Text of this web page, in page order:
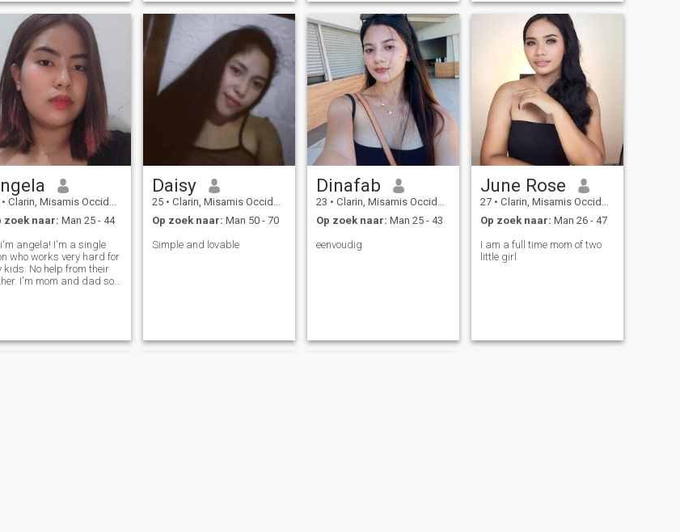
• Clarin, Misamis Occidental, Filipijnen
zoek naar: Man 25 - 44
angela! I'm a single
who works very hard for
kids. No help from their
I'm mom and dad so
Daisy
25 • Clarin, Misamis Occidental, Filipijnen
Op zoek naar: Man 50 - 70
Simple and lovable
Dinafab
23 • Clarin, Misamis Occidental, Filipijnen
Op zoek naar: Man 25 - 43
eenvoudig
June Rose
27 • Clarin, Misamis Occidental, Filipijnen
Op zoek naar: Man 26 - 47
I am a full time mom of two
little girl